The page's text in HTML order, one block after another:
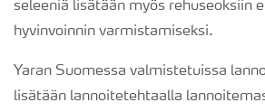
seleeniä lisätään myös rehuseoksiin
hyvinvoinnin varmistamiseksi.
Yaran Suomessa valmistetuissa
lisätään lannoitetehtaalla